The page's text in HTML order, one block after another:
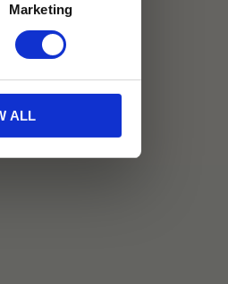
Marketing
ALL
Java